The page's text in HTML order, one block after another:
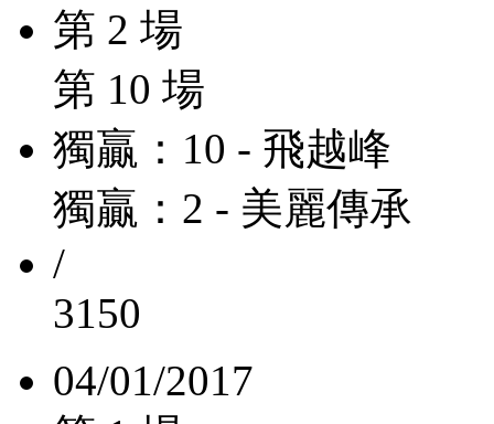
第 2 場
第 10 場
獨贏：10 - 飛越峰
獨贏：2 - 美麗傳承
/
3150
04/01/2017